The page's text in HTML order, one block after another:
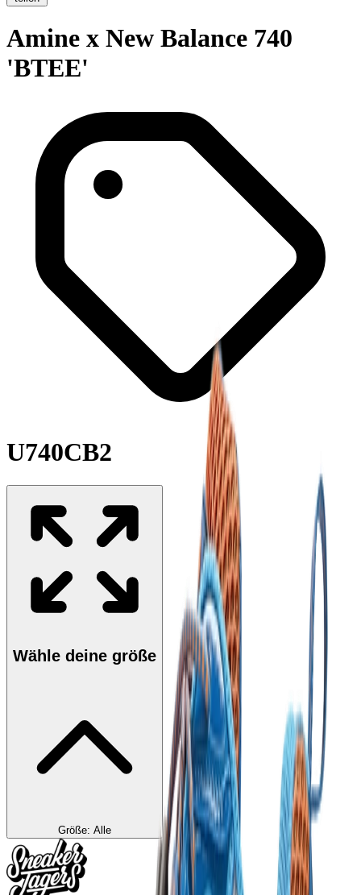
Amine x New Balance 740
'BTEE'
U740CB2
Wähle deine größe
Größe: Alle